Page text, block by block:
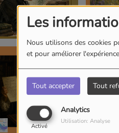
Les
Nous utilisons des cookies
et pour améliorer
Tout accepter Tout
Analytics
Activé
Utilisation: Analyse